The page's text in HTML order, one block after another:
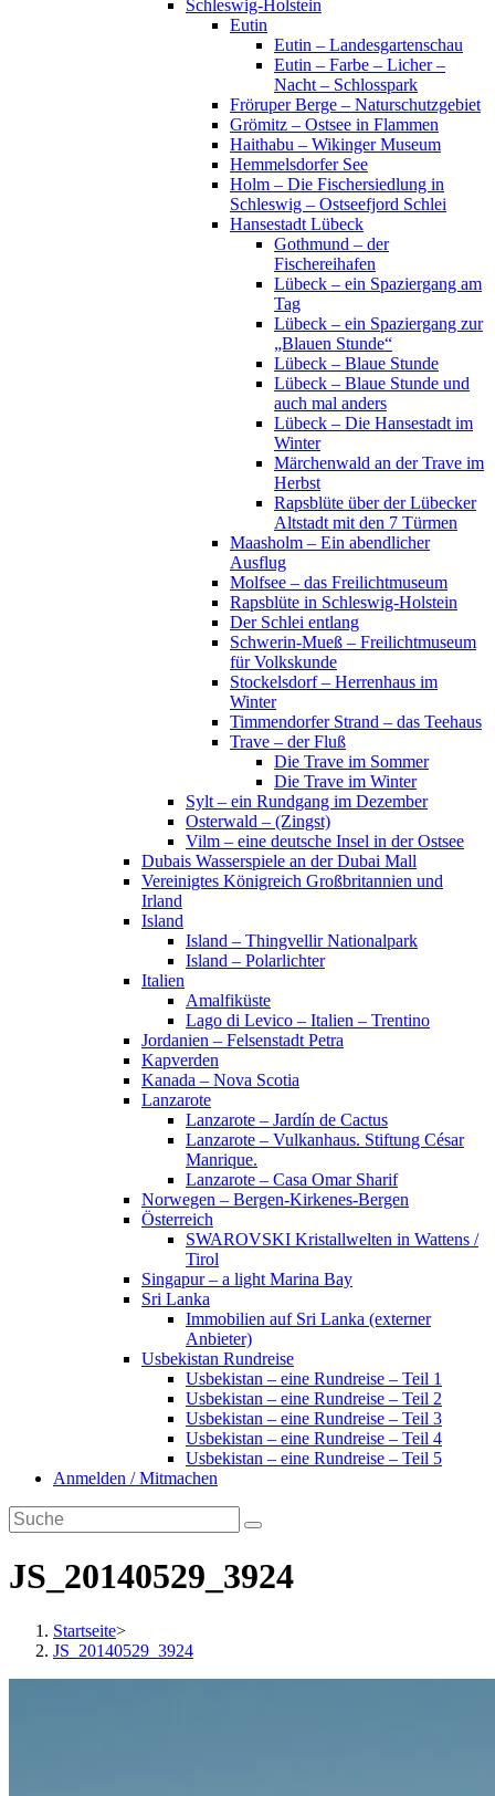
Schleswig-Holstein
Eutin
Eutin – Landesgartenschau
Eutin – Farbe – Licher –
Nacht – Schlosspark
Fröruper Berge – Naturschutzgebiet
Grömitz – Ostsee in Flammen
Haithabu – Wikinger Museum
Hemmelsdorfer See
Holm – Die Fischersiedlung in
Schleswig – Ostseefjord Schlei
Hansestadt Lübeck
Gothmund – der
Fischereihafen
Lübeck – ein Spaziergang am
Tag
Lübeck – ein Spaziergang zur
„Blauen Stunde“
Lübeck – Blaue Stunde
Lübeck – Blaue Stunde und
auch mal anders
Lübeck – Die Hansestadt im
Winter
Märchenwald an der Trave im
Herbst
Rapsblüte über der Lübecker
Altstadt mit den 7 Türmen
Maasholm – Ein abendlicher
Ausflug
Molfsee – das Freilichtmuseum
Rapsblüte in Schleswig-Holstein
Der Schlei entlang
Schwerin-Mueß – Freilichtmuseum
für Volkskunde
Stockelsdorf – Herrenhaus im
Winter
Timmendorfer Strand – das Teehaus
Trave – der Fluß
Die Trave im Sommer
Die Trave im Winter
Sylt – ein Rundgang im Dezember
Osterwald – (Zingst)
Vilm – eine deutsche Insel in der Ostsee
Dubais Wasserspiele an der Dubai Mall
Vereinigtes Königreich Großbritannien und
Irland
Island
Island – Thingvellir Nationalpark
Island – Polarlichter
Italien
Amalfiküste
Lago di Levico – Italien – Trentino
Jordanien – Felsenstadt Petra
Kapverden
Kanada – Nova Scotia
Lanzarote
Lanzarote – Jardín de Cactus
Lanzarote – Vulkanhaus. Stiftung César
Manrique.
Lanzarote – Casa Omar Sharif
Norwegen – Bergen-Kirkenes-Bergen
Österreich
SWAROVSKI Kristallwelten in Wattens /
Tirol
Singapur – a light Marina Bay
Sri Lanka
Immobilien auf Sri Lanka (externer
Anbieter)
Usbekistan Rundreise
Usbekistan – eine Rundreise – Teil 1
Usbekistan – eine Rundreise – Teil 2
Usbekistan – eine Rundreise – Teil 3
Usbekistan – eine Rundreise – Teil 4
Usbekistan – eine Rundreise – Teil 5
Anmelden / Mitmachen
JS_20140529_3924
Startseite>
JS_20140529_3924